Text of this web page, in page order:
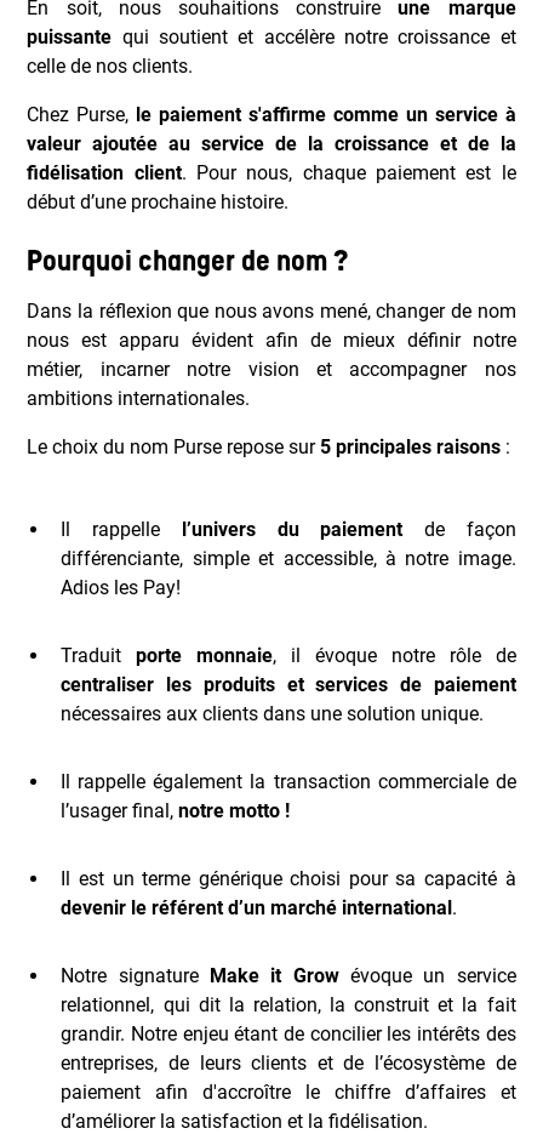
En soit, nous souhaitions construireune marque
puissante qui soutient et accélère notre croissance et
celle de nos clients.
Chez Purse, le paiement s'affirme comme un service à
valeur ajoutée au service de la croissance et de la
fidélisation client. Pour nous, chaque paiement est le
début d’une prochaine histoire.
Pourquoi changer de nom ?
Dans la réflexion que nous avons mené, changer de nom
nous est apparu évident afin de mieux définir notre
métier, incarner notre vision et accompagner nos
ambitions internationales.
Le choix du nom Purse repose sur 5 principales raisons :
Il rappelle l’univers du paiementde façon
différenciante, simple et accessible, à notre image.
Adios les Pay!
Traduitporte monnaie, il évoque notre rôle de
centraliser les produits et services de paiement
nécessaires aux clients dans une solution unique.
Il rappelle également la transaction commerciale de
l’usager final,notre motto !
Il est un terme générique choisi pour sa capacité à
devenir le référent d’un marché international.
Notre signature Make it Growévoque un service
relationnel, qui dit la relation, la construit et la fait
grandir. Notre enjeu étant de concilier les intérêts des
entreprises, de leurs clients et de l’écosystème de
paiement afin d'accroître le chiffre d’affaires et
d’améliorer la satisfaction et la fidélisation.